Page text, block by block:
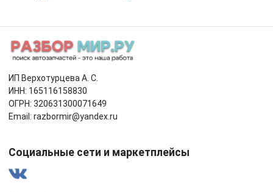
ИП Верхотурцева А. С.
ИНН: 165116158830
ОГРН: 320631300071649
Email: razbormir@yandex.ru
Социальные сети и маркетплейсы